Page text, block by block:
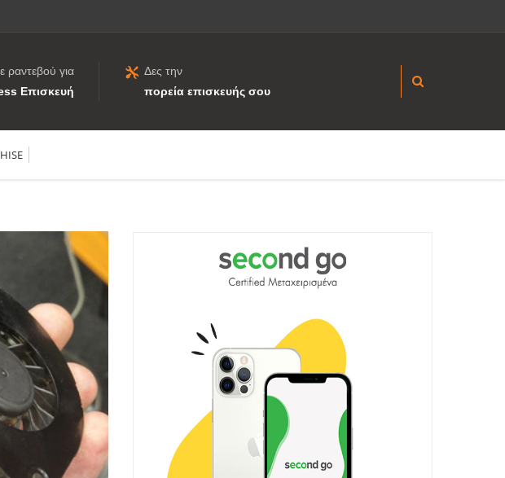
ραντεβού για
Επισκευή
Δες την
πορεία επισκευής σου